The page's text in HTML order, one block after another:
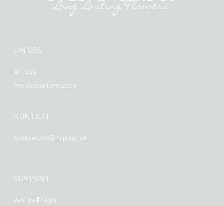
OM OSS
Om oss
Företagsinformation
KONTAKT
kundservice@mrplant.se
SUPPORT
Vanliga Frågor